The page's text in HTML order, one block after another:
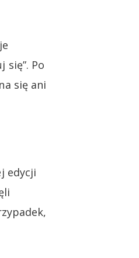
Po
się ani
edycji